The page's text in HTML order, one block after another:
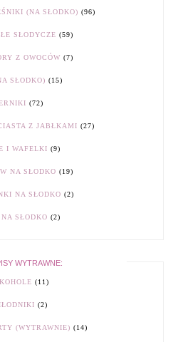
(NA SŁODKO) (96)
SŁODYCZE (59)
Z OWOCÓW (7)
SŁODKO) (15)
(72)
Z JABŁKAMI (27)
I WAFELKI (9)
NA SŁODKO (19)
NA SŁODKO (2)
SŁODKO (2)
WYTRAWNE:
(11)
(2)
(WYTRAWNIE) (14)